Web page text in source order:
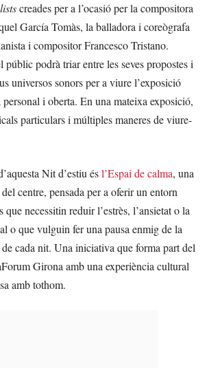
creades per a l’ocasió per la compositora
García Tomàs, la balladora i coreògrafa
i compositor Francesco Tristano.
públic podrà triar entre les seves propostes i
universos sonors per a viure l’exposició
i oberta. En una mateixa exposició,
particulars i múltiples maneres de viure-
Nit d’estiu ésl’Espai de calma, una
centre, pensada per a oferir un entorn
que necessitin reduir l’estrès, l’ansietat o la
o que vulguin fer una pausa enmig de la
cada nit. Una iniciativa que forma part del
Girona amb una experiència cultural
amb tothom.